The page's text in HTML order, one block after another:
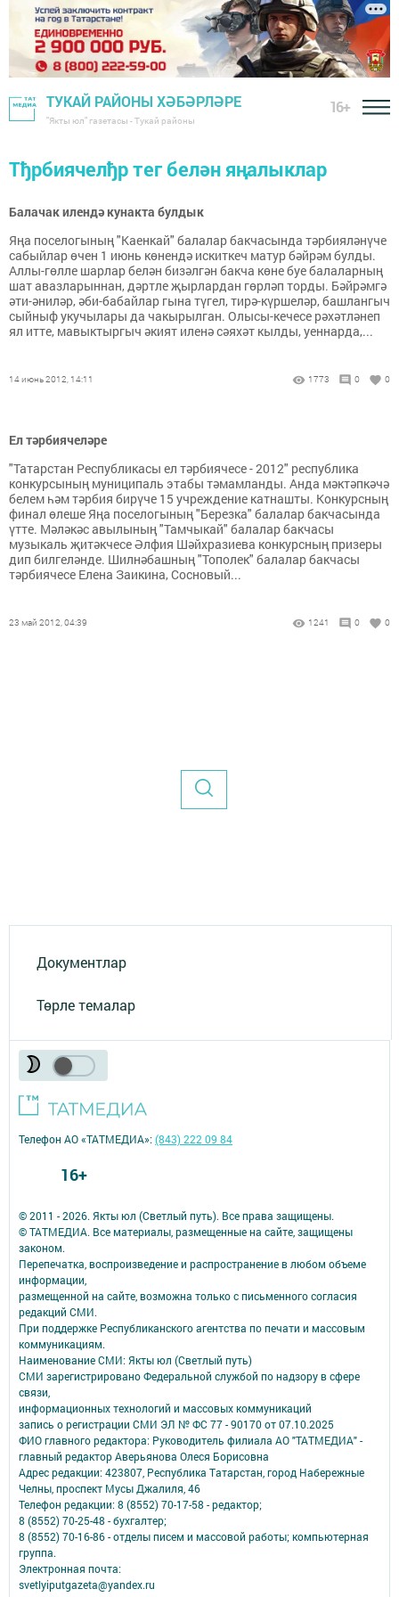
ТУКАЙ РАЙОНЫ ХӘБӘРЛӘРЕ
"Якты юл" газетасы - Тукай районы
16+
Тђрбиячелђр тег белән яңалыклар
Балачак илендә кунакта булдык
Яңа поселогының "Каенкай" балалар бакчасында тәрбияләнүче
сабыйлар өчен 1 июнь көнендә искиткеч матур бәйрәм булды.
Аллы-гөлле шарлар белән бизәлгән бакча көне буе балаларның
шат авазларыннан, дәртле җырлардан гөрләп торды. Бәйрәмгә
әти-әниләр, әби-бабайлар гына түгел, тирә-күршеләр, башлангыч
сыйныф укучылары да чакырылган. Олысы-кечесе рәхәтләнеп
ял итте, мавыктыргыч әкият иленә сәяхәт кылды, уеннарда,...
14 июнь 2012, 14:11 1773 0 0
Ел тәрбиячеләре
"Татарстан Республикасы ел тәрбиячесе - 2012" республика
конкурсының муниципаль этабы тәмамланды. Анда мәктәпкәчә
белем һәм тәрбия бирүче 15 учреждение катнашты. Конкурсның
финал өлеше Яңа поселогының "Березка" балалар бакчасында
үтте. Мәләкәс авылының "Тамчыкай" балалар бакчасы
музыкаль җитәкчесе Әлфия Шәйхразиева конкурсның призеры
дип билгеләнде. Шилнәбашның "Тополек" балалар бакчасы
тәрбиячесе Елена Заикина, Сосновый...
23 май 2012, 04:39 1241 0 0
Документлар
Төрле темалар
© 2011 - 2026. Якты юл (Светлый путь). Все права защищены.
© ТАТМЕДИА. Все материалы, размещенные на сайте, защищены
законом.
Перепечатка, воспроизведение и распространение в любом объеме
информации,
размещенной на сайте, возможна только с письменного согласия
редакций СМИ.
При поддержке Республиканского агентства по печати и массовым
коммуникациям.
Наименование СМИ: Якты юл (Светлый путь)
СМИ зарегистрировано Федеральной службой по надзору в сфере
связи,
информационных технологий и массовых коммуникаций
запись о регистрации СМИ ЭЛ № ФС 77 - 90170 от 07.10.2025
ФИО главного редактора: Руководитель филиала АО "ТАТМЕДИА" -
главный редактор Аверьянова Олеся Борисовна
Адрес редакции: 423807, Республика Татарстан, город Набережные
Челны, проспект Мусы Джалиля, 46
Телефон редакции: 8 (8552) 70-17-58 - редактор;
8 (8552) 70-25-48 - бухгалтер;
8 (8552) 70-16-86 - отделы писем и массовой работы; компьютерная
группа.
Электронная почта:
svetlyiputgazeta@yandex.ru
Телефон АО «ТАТМЕДИА»:(843) 222 09 84
16+